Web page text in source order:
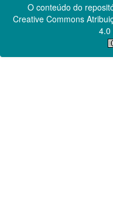
O conteúdo do
Creative Commons
4.0